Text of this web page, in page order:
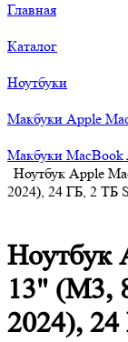
Главная
Каталог
Ноутбуки
Макбуки Apple
Макбуки MacBook
Ноутбук Apple
2024), 24 ГБ, 2 ТБ
Ноутбук
13" (M3,
2024),